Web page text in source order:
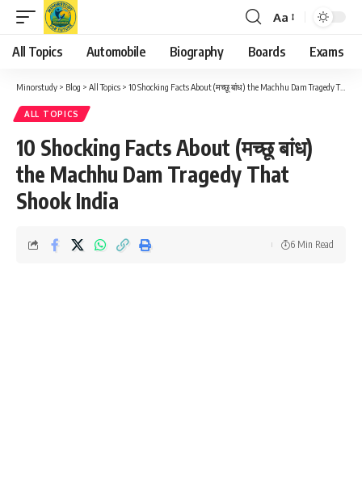
Font
Resizer
Aa
All Topics Automobile Biography Boards Exams
Minorstudy > Blog > All Topics > 10 Shocking Facts About (मच्छू बांध) the Machhu Dam Tragedy That Shook India
ALL TOPICS
10 Shocking Facts About (मच्छू बांध)
the Machhu Dam Tragedy That
Shook India
6 Min Read